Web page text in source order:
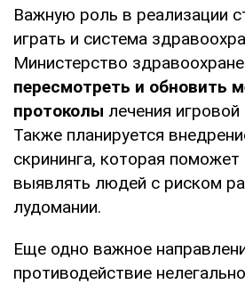
Важную роль в реализации
играть и система
Министерство
пересмотреть и обновить
протоколы лечения
Также планируется
скрининга, которая
выявлять людей с риском
лудомании.
Еще одно важное
противодействие